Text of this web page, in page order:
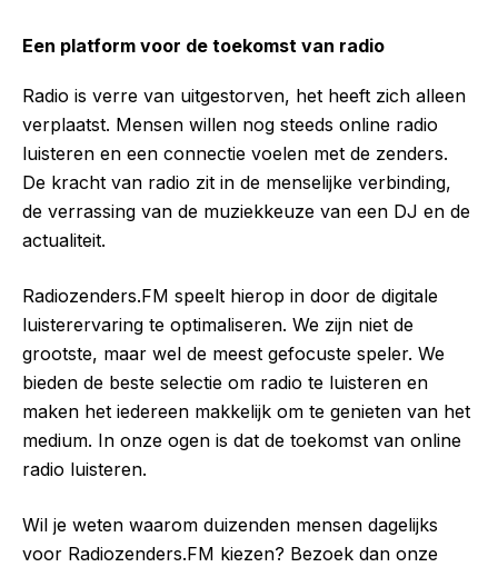
Een platform voor de toekomst van radio
Radio is verre van uitgestorven, het heeft zich alleen
verplaatst. Mensen willen nog steeds online radio
luisteren en een connectie voelen met de zenders.
De kracht van radio zit in de menselijke verbinding,
de verrassing van de muziekkeuze van een DJ en de
actualiteit.
Radiozenders.FM speelt hierop in door de digitale
luisterervaring te optimaliseren. We zijn niet de
grootste, maar wel de meest gefocuste speler. We
bieden de beste selectie om radio te luisteren en
maken het iedereen makkelijk om te genieten van het
medium. In onze ogen is dat de toekomst van online
radio luisteren.
Wil je weten waarom duizenden mensen dagelijks
voor Radiozenders.FM kiezen? Bezoek dan onze